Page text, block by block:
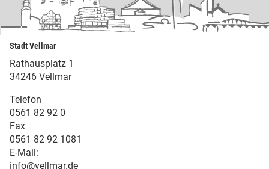
Stadt Vellmar
Rathausplatz 1
34246 Vellmar
Telefon
0561 82 92 0
Fax
0561 82 92 1081
E-Mail:
info@vellmar.de